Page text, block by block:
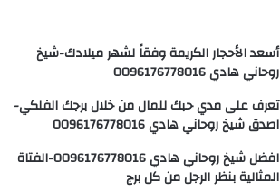
أسعد الأحجار الكريمة وفقاً لشهر ميلادك-شيخ
روحاني هادي 0096176778016
تعرف على مدي حبك للمال من خلال برجك الفلكي-
اصدق شيخ روحاني هادي 0096176778016
افضل شيخ روحاني هادي 0096176778016-الفتاة
المثالية بنظر الرجل من كل برج